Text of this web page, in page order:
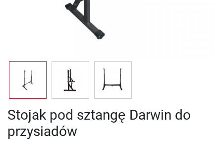
Stojak pod sztangę Darwin do
przysiadów